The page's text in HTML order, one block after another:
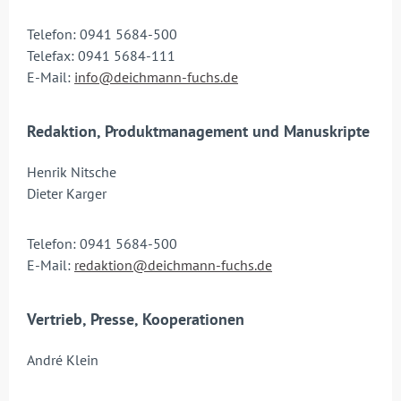
Telefon: 0941 5684-500
Telefax: 0941 5684-111
E-Mail: info@deichmann-fuchs.de
Redaktion, Produktmanagement und Manuskripte
Henrik Nitsche
Dieter Karger
Telefon: 0941 5684-500
E-Mail: redaktion@deichmann-fuchs.de
Vertrieb, Presse, Kooperationen
André Klein